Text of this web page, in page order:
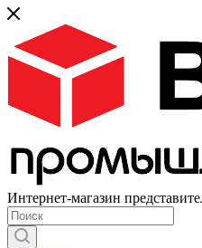
Интернет-магазин